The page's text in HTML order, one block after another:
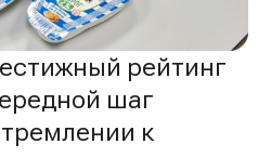
рейтинг
шаг
к